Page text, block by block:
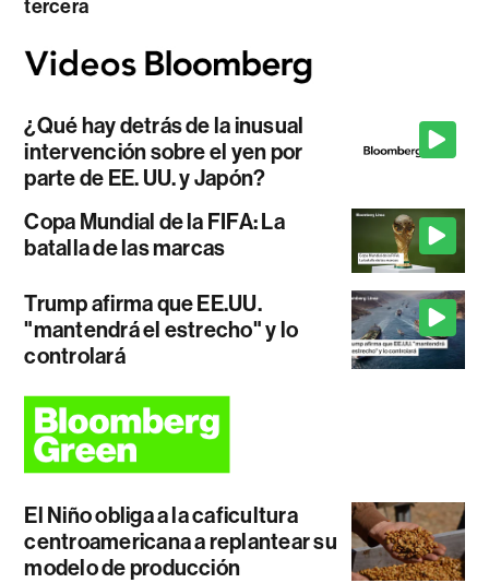
tercera
¿Qué hay detrás de la inusual
intervención sobre el yen por
parte de EE. UU. y Japón?
Copa Mundial de la FIFA: La
batalla de las marcas
Trump afirma que EE.UU.
"mantendrá el estrecho" y lo
controlará
El Niño obliga a la caficultura
centroamericana a replantear su
modelo de producción